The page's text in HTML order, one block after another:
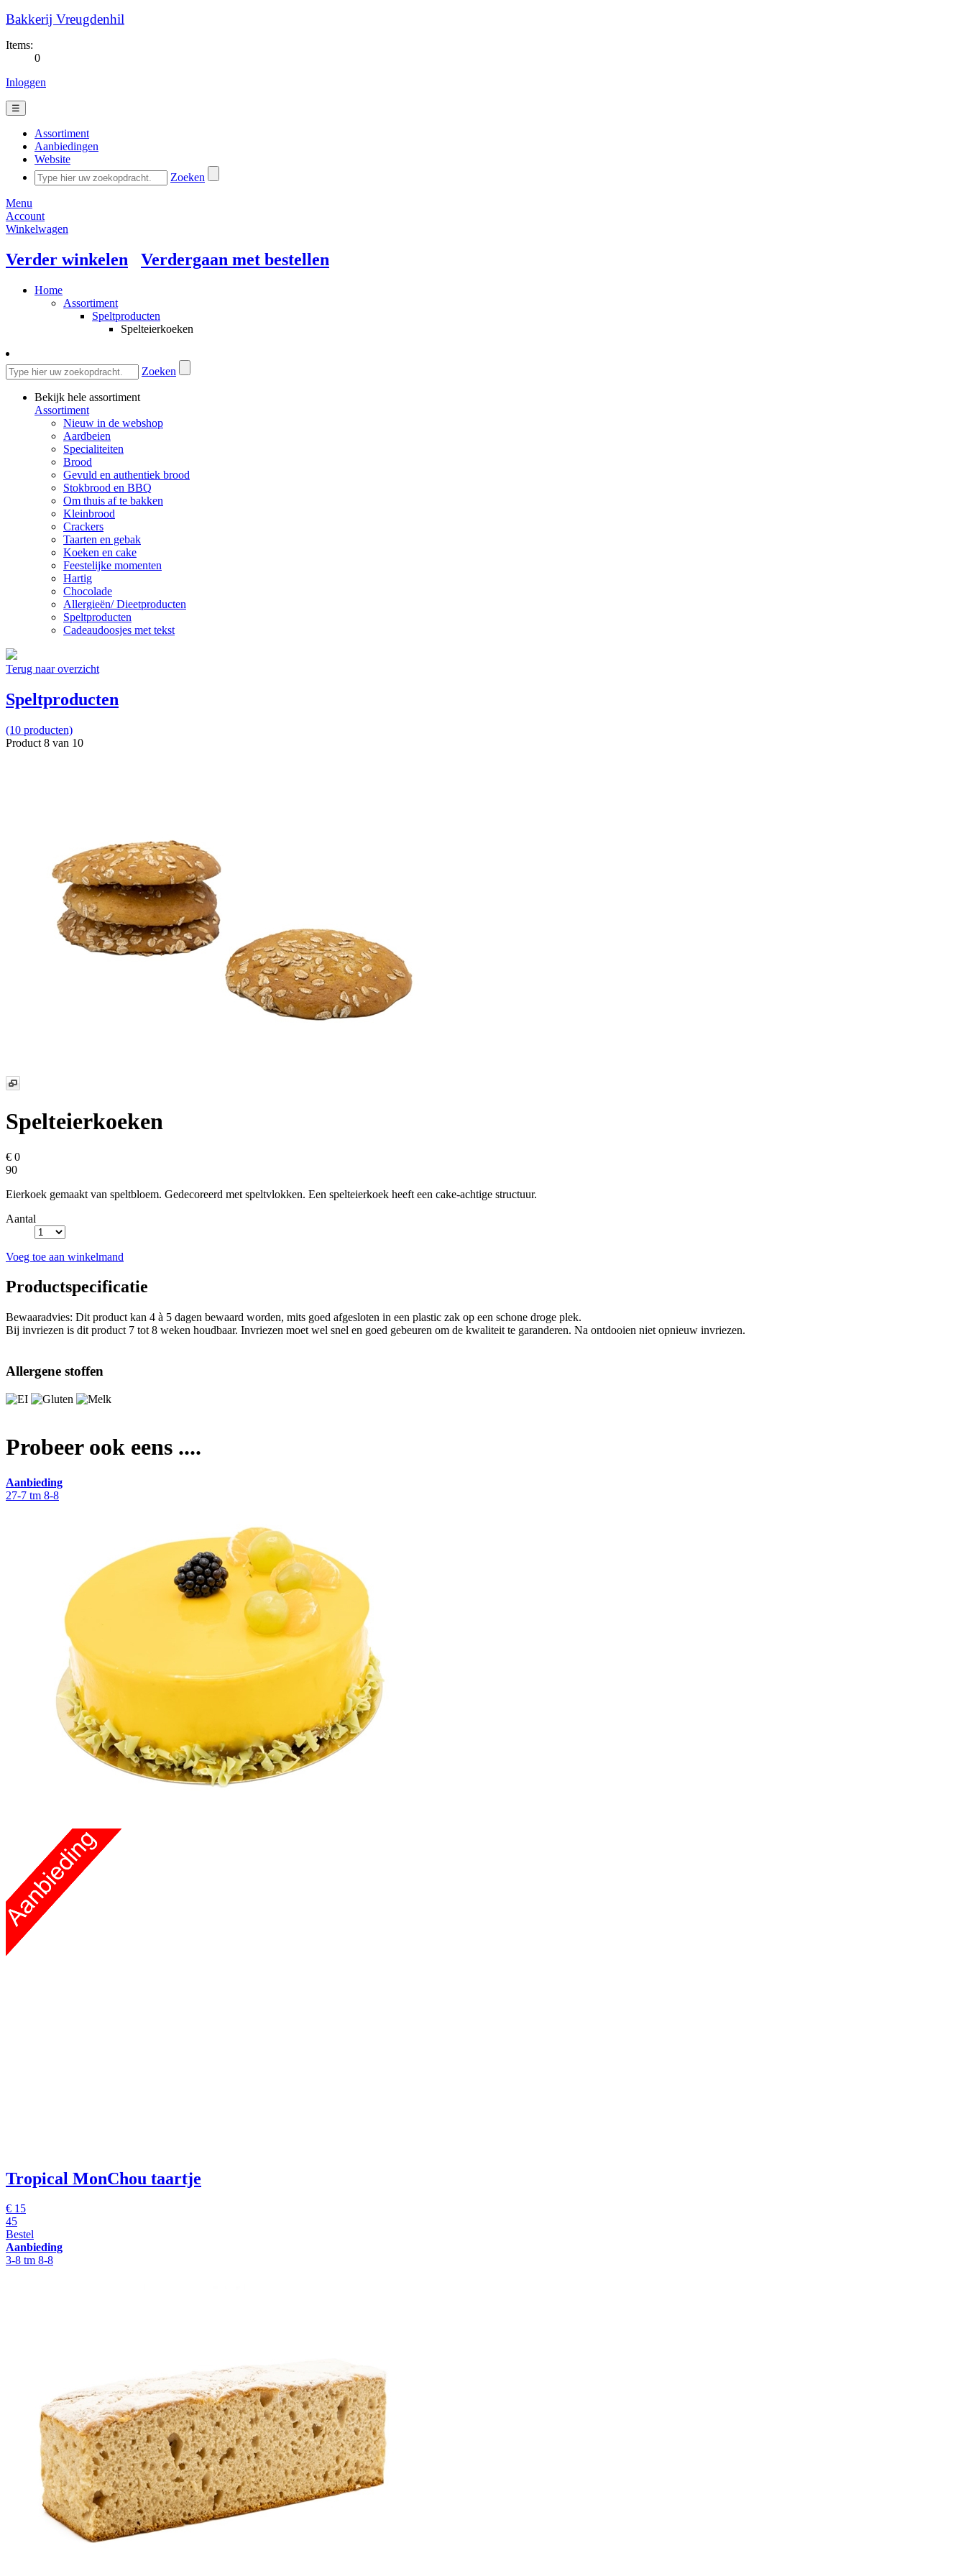
Bakkerij Vreugdenhil
Items:
0
Inloggen
☰
Assortiment
Aanbiedingen
Website
Zoeken
Menu
Account
Winkelwagen
Verder winkelen Verdergaan met bestellen
Home
Assortiment
Speltproducten
Spelteierkoeken
Zoeken
Bekijk hele assortiment
Assortiment
Nieuw in de webshop
Aardbeien
Specialiteiten
Brood
Gevuld en authentiek brood
Stokbrood en BBQ
Om thuis af te bakken
Kleinbrood
Crackers
Taarten en gebak
Koeken en cake
Feestelijke momenten
Hartig
Chocolade
Allergieën/ Dieetproducten
Speltproducten
Cadeaudoosjes met tekst
Terug naar overzicht
Speltproducten
(10 producten)
Product 8 van 10
Spelteierkoeken
€ 0
90
Eierkoek gemaakt van speltbloem. Gedecoreerd met speltvlokken. Een spelteierkoek heeft een cake-achtige structuur.
Aantal
Voeg toe aan winkelmand
Productspecificatie
Bewaaradvies: Dit product kan 4 à 5 dagen bewaard worden, mits goed afgesloten in een plastic zak op een schone droge plek.
Bij invriezen is dit product 7 tot 8 weken houdbaar. Invriezen moet wel snel en goed gebeuren om de kwaliteit te garanderen. Na ontdooien niet opnieuw invriezen.
Allergene stoffen
Probeer ook eens ....
Aanbieding
27-7 tm 8-8
Tropical MonChou taartje
€ 15
45
Bestel
Aanbieding
3-8 tm 8-8